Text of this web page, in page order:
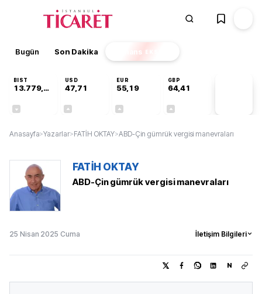
Bugün Son Dakika Finans EKSTRA
BIST
13.779,39
USD
47,71
EUR
55,19
GBP
64,41
Anasayfa>Yazarlar>FATİH OKTAY>ABD-Çin gümrük vergisi manevraları
FATİH OKTAY
ABD-Çin gümrük vergisi manevraları
25 Nisan 2025 Cuma İletişim Bilgileri
N